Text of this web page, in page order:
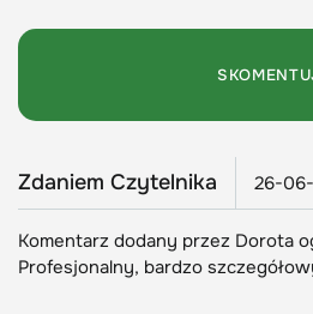
Zdaniem Czytelnika 26-
Komentarz dodany przez Dorota
Profesjonalny, bardzo